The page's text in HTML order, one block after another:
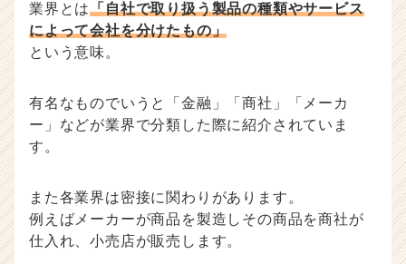
（C
h
C
a
r）
業界とは「自社で取り扱う製品の種類やサービス
によって会社を分けたもの」
という意味。
有名なものでいうと「金融」「商社」「メーカ
ー」などが業界で分類した際に紹介されていま
す。
また各業界は密接に関わりがあります。
例えばメーカーが商品を製造しその商品を商社が
仕入れ、小売店が販売します。